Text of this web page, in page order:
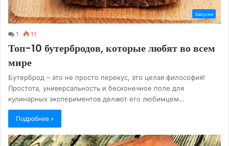
Закуски
1 11
Топ-10 бутербродов, которые любят во всем
мире
Бутерброд – это не просто перекус, это целая философия!
Простота, универсальность и бесконечное поле для
кулинарных экспериментов делают его любимцем…
Подробнее »